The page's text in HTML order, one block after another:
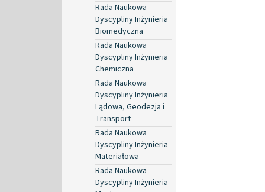
Rada Naukowa
Dyscypliny Inżynieria
Biomedyczna
Rada Naukowa
Dyscypliny Inżynieria
Chemiczna
Rada Naukowa
Dyscypliny Inżynieria
Lądowa, Geodezja i
Transport
Rada Naukowa
Dyscypliny Inżynieria
Materiałowa
Rada Naukowa
Dyscypliny Inżynieria